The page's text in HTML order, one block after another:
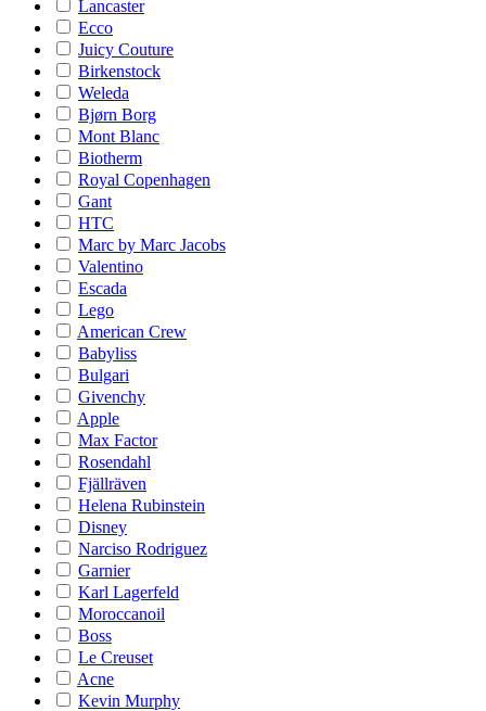
Lancaster
Ecco
Juicy Couture
Birkenstock
Weleda
Bjørn Borg
Mont Blanc
Biotherm
Royal Copenhagen
Gant
HTC
Marc by Marc Jacobs
Valentino
Escada
Lego
American Crew
Babyliss
Bulgari
Givenchy
Apple
Max Factor
Rosendahl
Fjällräven
Helena Rubinstein
Disney
Narciso Rodriguez
Garnier
Karl Lagerfeld
Moroccanoil
Boss
Le Creuset
Acne
Kevin Murphy